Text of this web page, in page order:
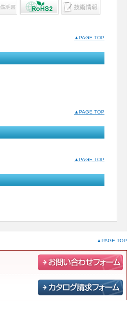
▲PAGE TOP
▲PAGE TOP
▲PAGE TOP
▲PAGE TOP